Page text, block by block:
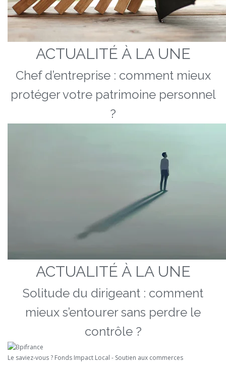
ACTUALITÉ À LA UNE
Chef d’entreprise : comment mieux
protéger votre patrimoine personnel
?
ACTUALITÉ À LA UNE
Solitude du dirigeant : comment
mieux s’entourer sans perdre le
contrôle ?
Le saviez-vous ? Fonds Impact Local - Soutien aux commerces